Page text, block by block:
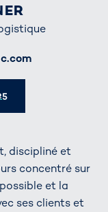
discipliné et
concentré sur
et la
ses clients et